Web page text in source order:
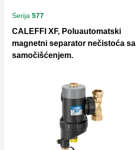
Serija 577
CALEFFI XF, Poluautomatski
magnetni separator nečistoća sa
samočišćenjem.